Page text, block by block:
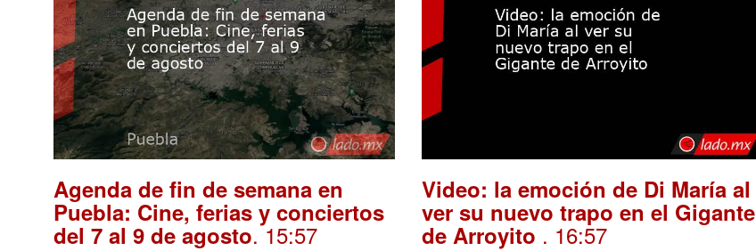
Agenda de fin de semana en
Puebla: Cine, ferias y conciertos
del 7 al 9 de agosto. 15:57
Video: la emoción de Di María al
ver su nuevo trapo en el Gigante
de Arroyito . 16:57